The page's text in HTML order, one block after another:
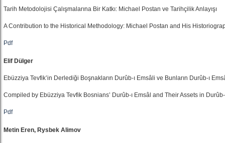
Tarih Metodolojisi Çalışmalarına Bir Katkı: Michael Postan ve Tarihçilik Anlayışı
A Contribution to the Historical Methodology: Michael Postan and His
Pdf
Elif Dülger
Ebüzziya Tevfik’in Derlediği Boşnakların Durûb-ı Emsâli ve Bunların Durûb-ı
Compiled by Ebüzziya Tevfik Bosnians’ Durûb-ı Emsâl and Their Assets in
Pdf
Metin Eren, Rysbek Alimov